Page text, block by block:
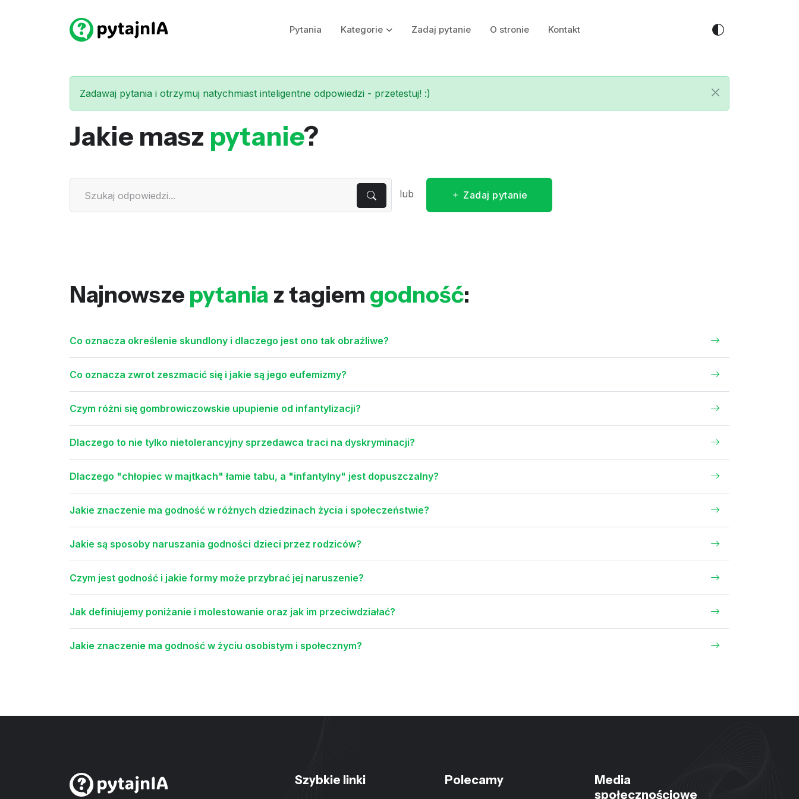
Pytania Kategorie Zadaj pytanie O stronie Kontakt
Zadawaj pytania i otrzymuj natychmiast inteligentne odpowiedzi - przetestuj! :)
Jakie masz pytanie?
lub Zadaj pytanie
Najnowsze pytania z tagiem godność:
Co oznacza określenie skundlony i dlaczego jest ono tak obraźliwe?
Co oznacza zwrot zeszmacić się i jakie są jego eufemizmy?
Czym różni się gombrowiczowskie upupienie od infantylizacji?
Dlaczego to nie tylko nietolerancyjny sprzedawca traci na dyskryminacji?
Dlaczego "chłopiec w majtkach" łamie tabu, a "infantylny" jest dopuszczalny?
Jakie znaczenie ma godność w różnych dziedzinach życia i społeczeństwie?
Jakie są sposoby naruszania godności dzieci przez rodziców?
Czym jest godność i jakie formy może przybrać jej naruszenie?
Jak definiujemy poniżanie i molestowanie oraz jak im przeciwdziałać?
Jakie znaczenie ma godność w życiu osobistym i społecznym?
Szybkie linki Polecamy
Media
społecznościowe